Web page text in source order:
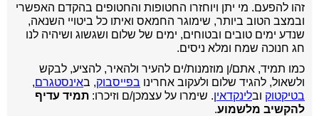
זהו להפעם. מי יתן ויוחזרו החטופות והחטופים בהקדם האפשרי
ובמצב הטוב ביותר, שימוגר החמאס ואיתו כל ביטויי השנאה,
שנדע ימים טובים ובטוחים, ימים של שלום ושגשוג ושיהיה לנו
חג חנוכה שמח ומלא ניסים.
כמו תמיד, אתם/ן מוזמנות/ים להעיר ולהאיר, להציע, לבקש
ולשאול, להגיד שלום ולעקוב אחרינו בפייסבוק, באינסטגרם,
בטיקטוק ובלינקדאין. שימרו על עצמכן/ם וזיכרו: תמיד עדיף
להקשיב מלשמוע.